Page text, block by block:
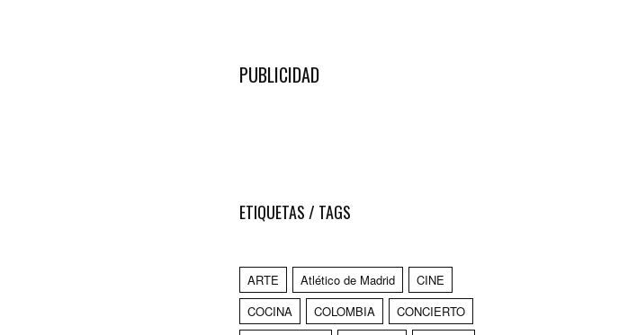
PUBLICIDAD
ETIQUETAS / TAGS
ARTE Atlético de Madrid
CINE
COCINA
COLOMBIA
CONCIERTO